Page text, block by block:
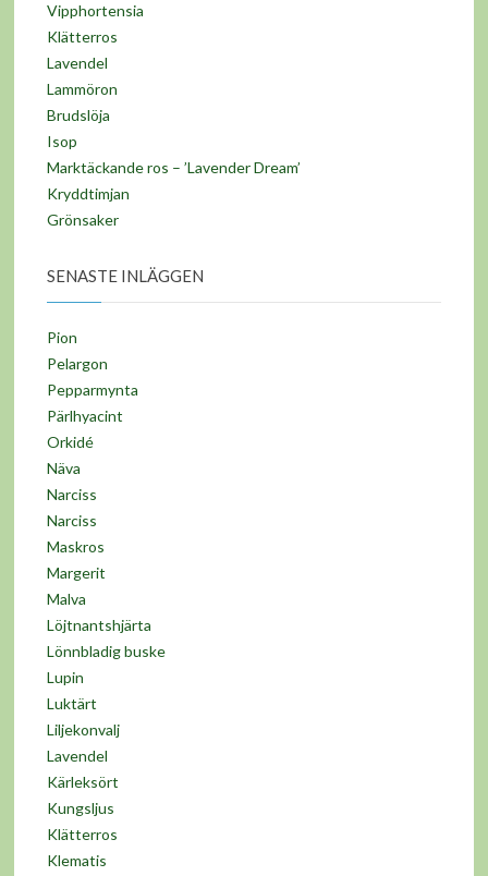
Vipphortensia
Klätterros
Lavendel
Lammöron
Brudslöja
Isop
Marktäckande ros – ’Lavender Dream’
Kryddtimjan
Grönsaker
SENASTE INLÄGGEN
Pion
Pelargon
Pepparmynta
Pärlhyacint
Orkidé
Näva
Narciss
Narciss
Maskros
Margerit
Malva
Löjtnantshjärta
Lönnbladig buske
Lupin
Luktärt
Liljekonvalj
Lavendel
Kärleksört
Kungsljus
Klätterros
Klematis